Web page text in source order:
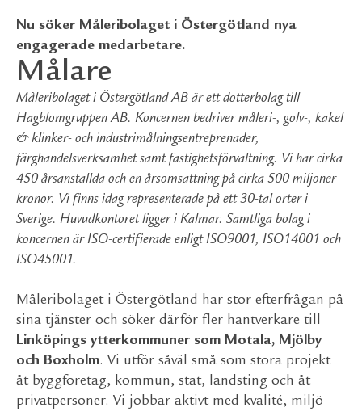
Nu söker Måleribolaget i Östergötland nya
engagerade medarbetare.
Målare
Måleribolaget i Östergötland AB är ett dotterbolag till
Hagblomgruppen AB. Koncernen bedriver måleri-, golv-, kakel
& klinker- och industrimålningsentreprenader,
färghandelsverksamhet samt fastighetsförvaltning. Vi har cirka
450 årsanställda och en årsomsättning på cirka 500 miljoner
kronor. Vi finns idag representerade på ett 30-tal orter i
Sverige. Huvudkontoret ligger i Kalmar. Samtliga bolag i
koncernen är ISO-certifierade enligt ISO9001, ISO14001 och
ISO45001.
Måleribolaget i Östergötland har stor efterfrågan på
sina tjänster och söker därför fler hantverkare till
Linköpings ytterkommuner som Motala, Mjölby
och Boxholm. Vi utför såväl små som stora projekt
åt byggföretag, kommun, stat, landsting och åt
privatpersoner. Vi jobbar aktivt med kvalité, miljö